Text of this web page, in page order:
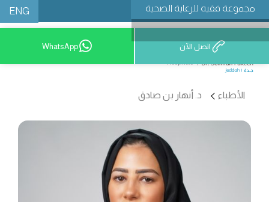
مجموعة فقيه للرعاية الصحية ENG
9200 12777 اتصل الآن WhatsApp
الأطباء د. أنهار بن صادق